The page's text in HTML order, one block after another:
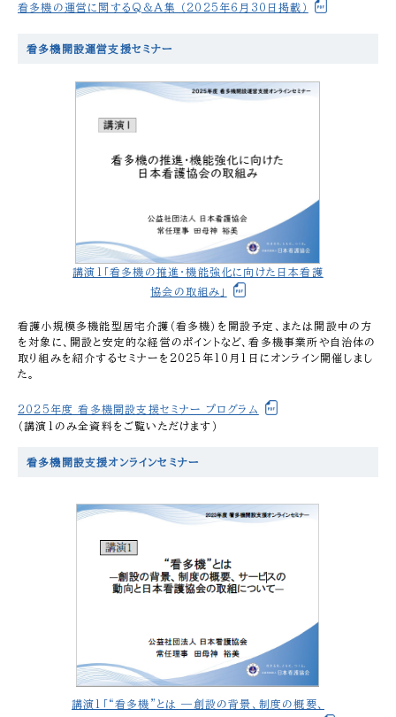
看多機の運営に関するQ＆A集 （2025年6月30日掲載）
看多機開設運営支援セミナー
講演1「看多機の推進・機能強化に向けた日本看護
協会の取組み」
看護小規模多機能型居宅介護（看多機）を開設予定、または開設中の方
を対象に、開設と安定的な経営のポイントなど、看多機事業所や自治体の
取り組みを紹介するセミナーを2025年10月1日にオンライン開催しまし
た。
2025年度 看多機開設支援セミナー プログラム
（講演1のみ全資料をご覧いただけます）
看多機開設支援オンラインセミナー
講演1「“看多機”とは —創設の背景、制度の概要、